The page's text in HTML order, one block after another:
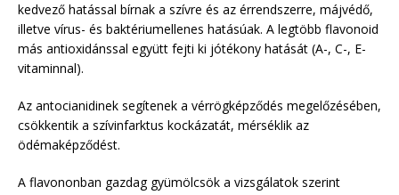
kedvező hatással bírnak a szívre és az érrendszerre, májvédő,
illetve vírus- és baktériumellenes hatásúak. A legtöbb flavonoid
más antioxidánssal együtt fejti ki jótékony hatását (A-, C-, E-
vitaminnal).
Az antocianidinek segítenek a vérrögképződés megelőzésében,
csökkentik a szívinfarktus kockázatát, mérséklik az
ödémaképződést.
A flavononban gazdag gyümölcsök a vizsgálatok szerint